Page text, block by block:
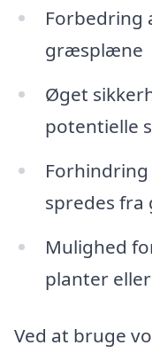
Forbedring
græsplæne
Øget
potentielle
spredes fra
Mulighed
planter
Ved at bruge